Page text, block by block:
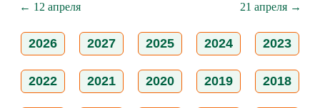
← 12 апреля 21 апреля →
2026 2027 2025 2024 2023
2022 2021 2020 2019 2018